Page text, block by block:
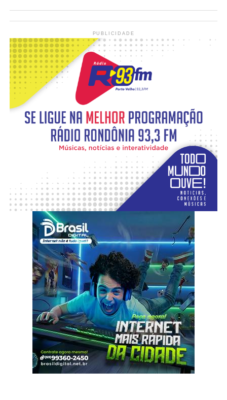
PUBLICIDADE